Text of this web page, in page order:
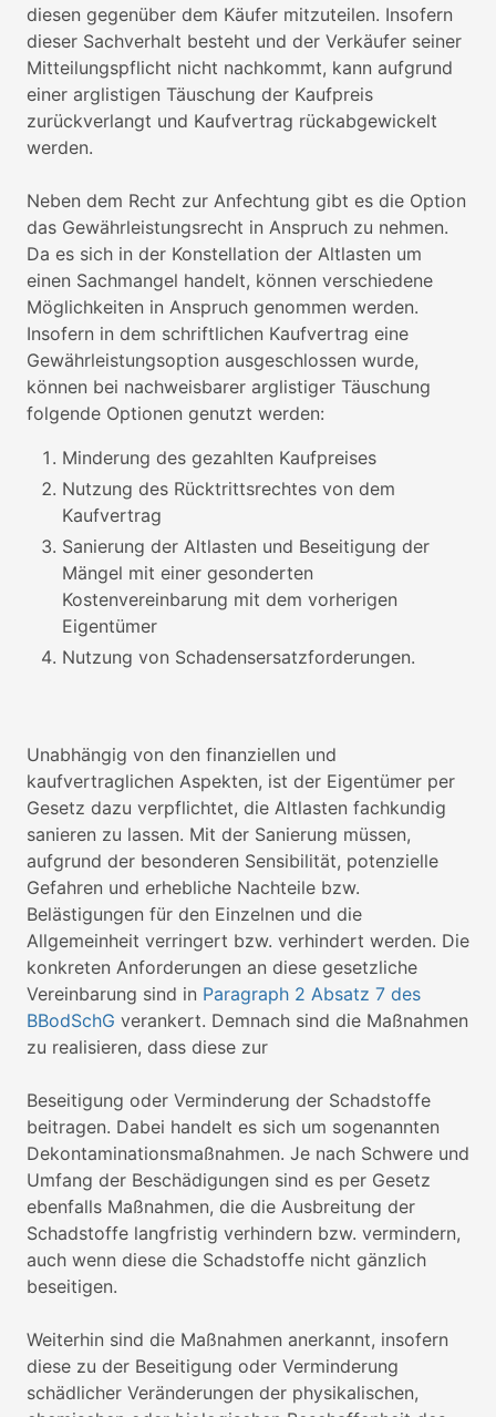
diesen gegenüber dem Käufer mitzuteilen. Insofern
dieser Sachverhalt besteht und der Verkäufer seiner
Mitteilungspflicht nicht nachkommt, kann aufgrund
einer arglistigen Täuschung der Kaufpreis
zurückverlangt und Kaufvertrag rückabgewickelt
werden.
Neben dem Recht zur Anfechtung gibt es die Option
das Gewährleistungsrecht in Anspruch zu nehmen.
Da es sich in der Konstellation der Altlasten um
einen Sachmangel handelt, können verschiedene
Möglichkeiten in Anspruch genommen werden.
Insofern in dem schriftlichen Kaufvertrag eine
Gewährleistungsoption ausgeschlossen wurde,
können bei nachweisbarer arglistiger Täuschung
folgende Optionen genutzt werden:
Minderung des gezahlten Kaufpreises
Nutzung des Rücktrittsrechtes von dem
Kaufvertrag
Sanierung der Altlasten und Beseitigung der
Mängel mit einer gesonderten
Kostenvereinbarung mit dem vorherigen
Eigentümer
Nutzung von Schadensersatzforderungen.
Unabhängig von den finanziellen und
kaufvertraglichen Aspekten, ist der Eigentümer per
Gesetz dazu verpflichtet, die Altlasten fachkundig
sanieren zu lassen. Mit der Sanierung müssen,
aufgrund der besonderen Sensibilität, potenzielle
Gefahren und erhebliche Nachteile bzw.
Belästigungen für den Einzelnen und die
Allgemeinheit verringert bzw. verhindert werden. Die
konkreten Anforderungen an diese gesetzliche
Vereinbarung sind in Paragraph 2 Absatz 7 des
BBodSchG verankert. Demnach sind die Maßnahmen
zu realisieren, dass diese zur
Beseitigung oder Verminderung der Schadstoffe
beitragen. Dabei handelt es sich um sogenannten
Dekontaminationsmaßnahmen. Je nach Schwere und
Umfang der Beschädigungen sind es per Gesetz
ebenfalls Maßnahmen, die die Ausbreitung der
Schadstoffe langfristig verhindern bzw. vermindern,
auch wenn diese die Schadstoffe nicht gänzlich
beseitigen.
Weiterhin sind die Maßnahmen anerkannt, insofern
diese zu der Beseitigung oder Verminderung
schädlicher Veränderungen der physikalischen,